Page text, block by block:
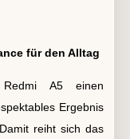
für den Alltag
Redmi A5 einen
Ergebnis
reiht sich das